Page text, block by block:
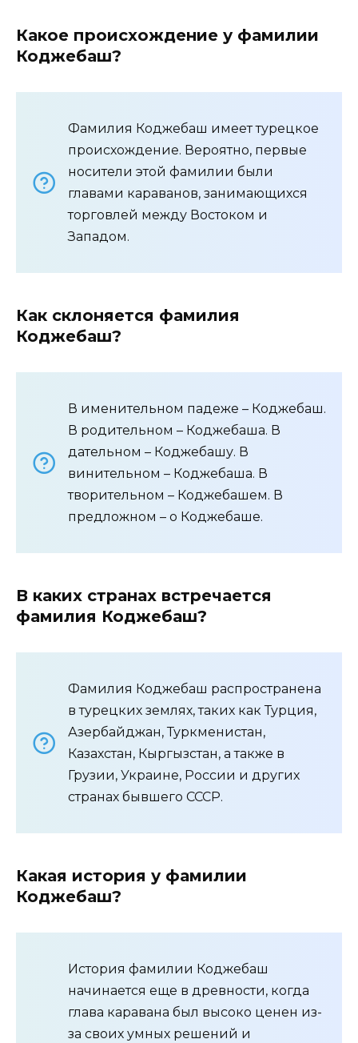
Какое происхождение у фамилии
Коджебаш?
Фамилия Коджебаш имеет турецкое
происхождение. Вероятно, первые
носители этой фамилии были
главами караванов, занимающихся
торговлей между Востоком и
Западом.
Как склоняется фамилия
Коджебаш?
В именительном падеже – Коджебаш.
В родительном – Коджебаша. В
дательном – Коджебашу. В
винительном – Коджебаша. В
творительном – Коджебашем. В
предложном – о Коджебаше.
В каких странах встречается
фамилия Коджебаш?
Фамилия Коджебаш распространена
в турецких землях, таких как Турция,
Азербайджан, Туркменистан,
Казахстан, Кыргызстан, а также в
Грузии, Украине, России и других
странах бывшего СССР.
Какая история у фамилии
Коджебаш?
История фамилии Коджебаш
начинается еще в древности, когда
глава каравана был высоко ценен из-
за своих умных решений и